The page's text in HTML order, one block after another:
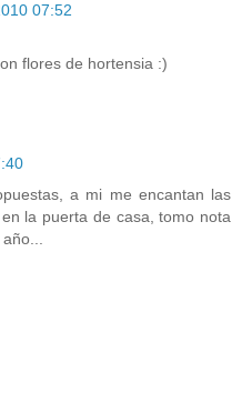
07:52
flores de hortensia :)
a mi me encantan las
la puerta de casa, tomo nota